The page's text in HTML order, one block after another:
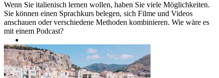
Wenn Sie italienisch lernen wollen, haben Sie viele Möglichkeiten.
Sie können einen Sprachkurs belegen, sich Filme und Videos
anschauen oder verschiedene Methoden kombinieren. Wie wäre es
mit einem Podcast?